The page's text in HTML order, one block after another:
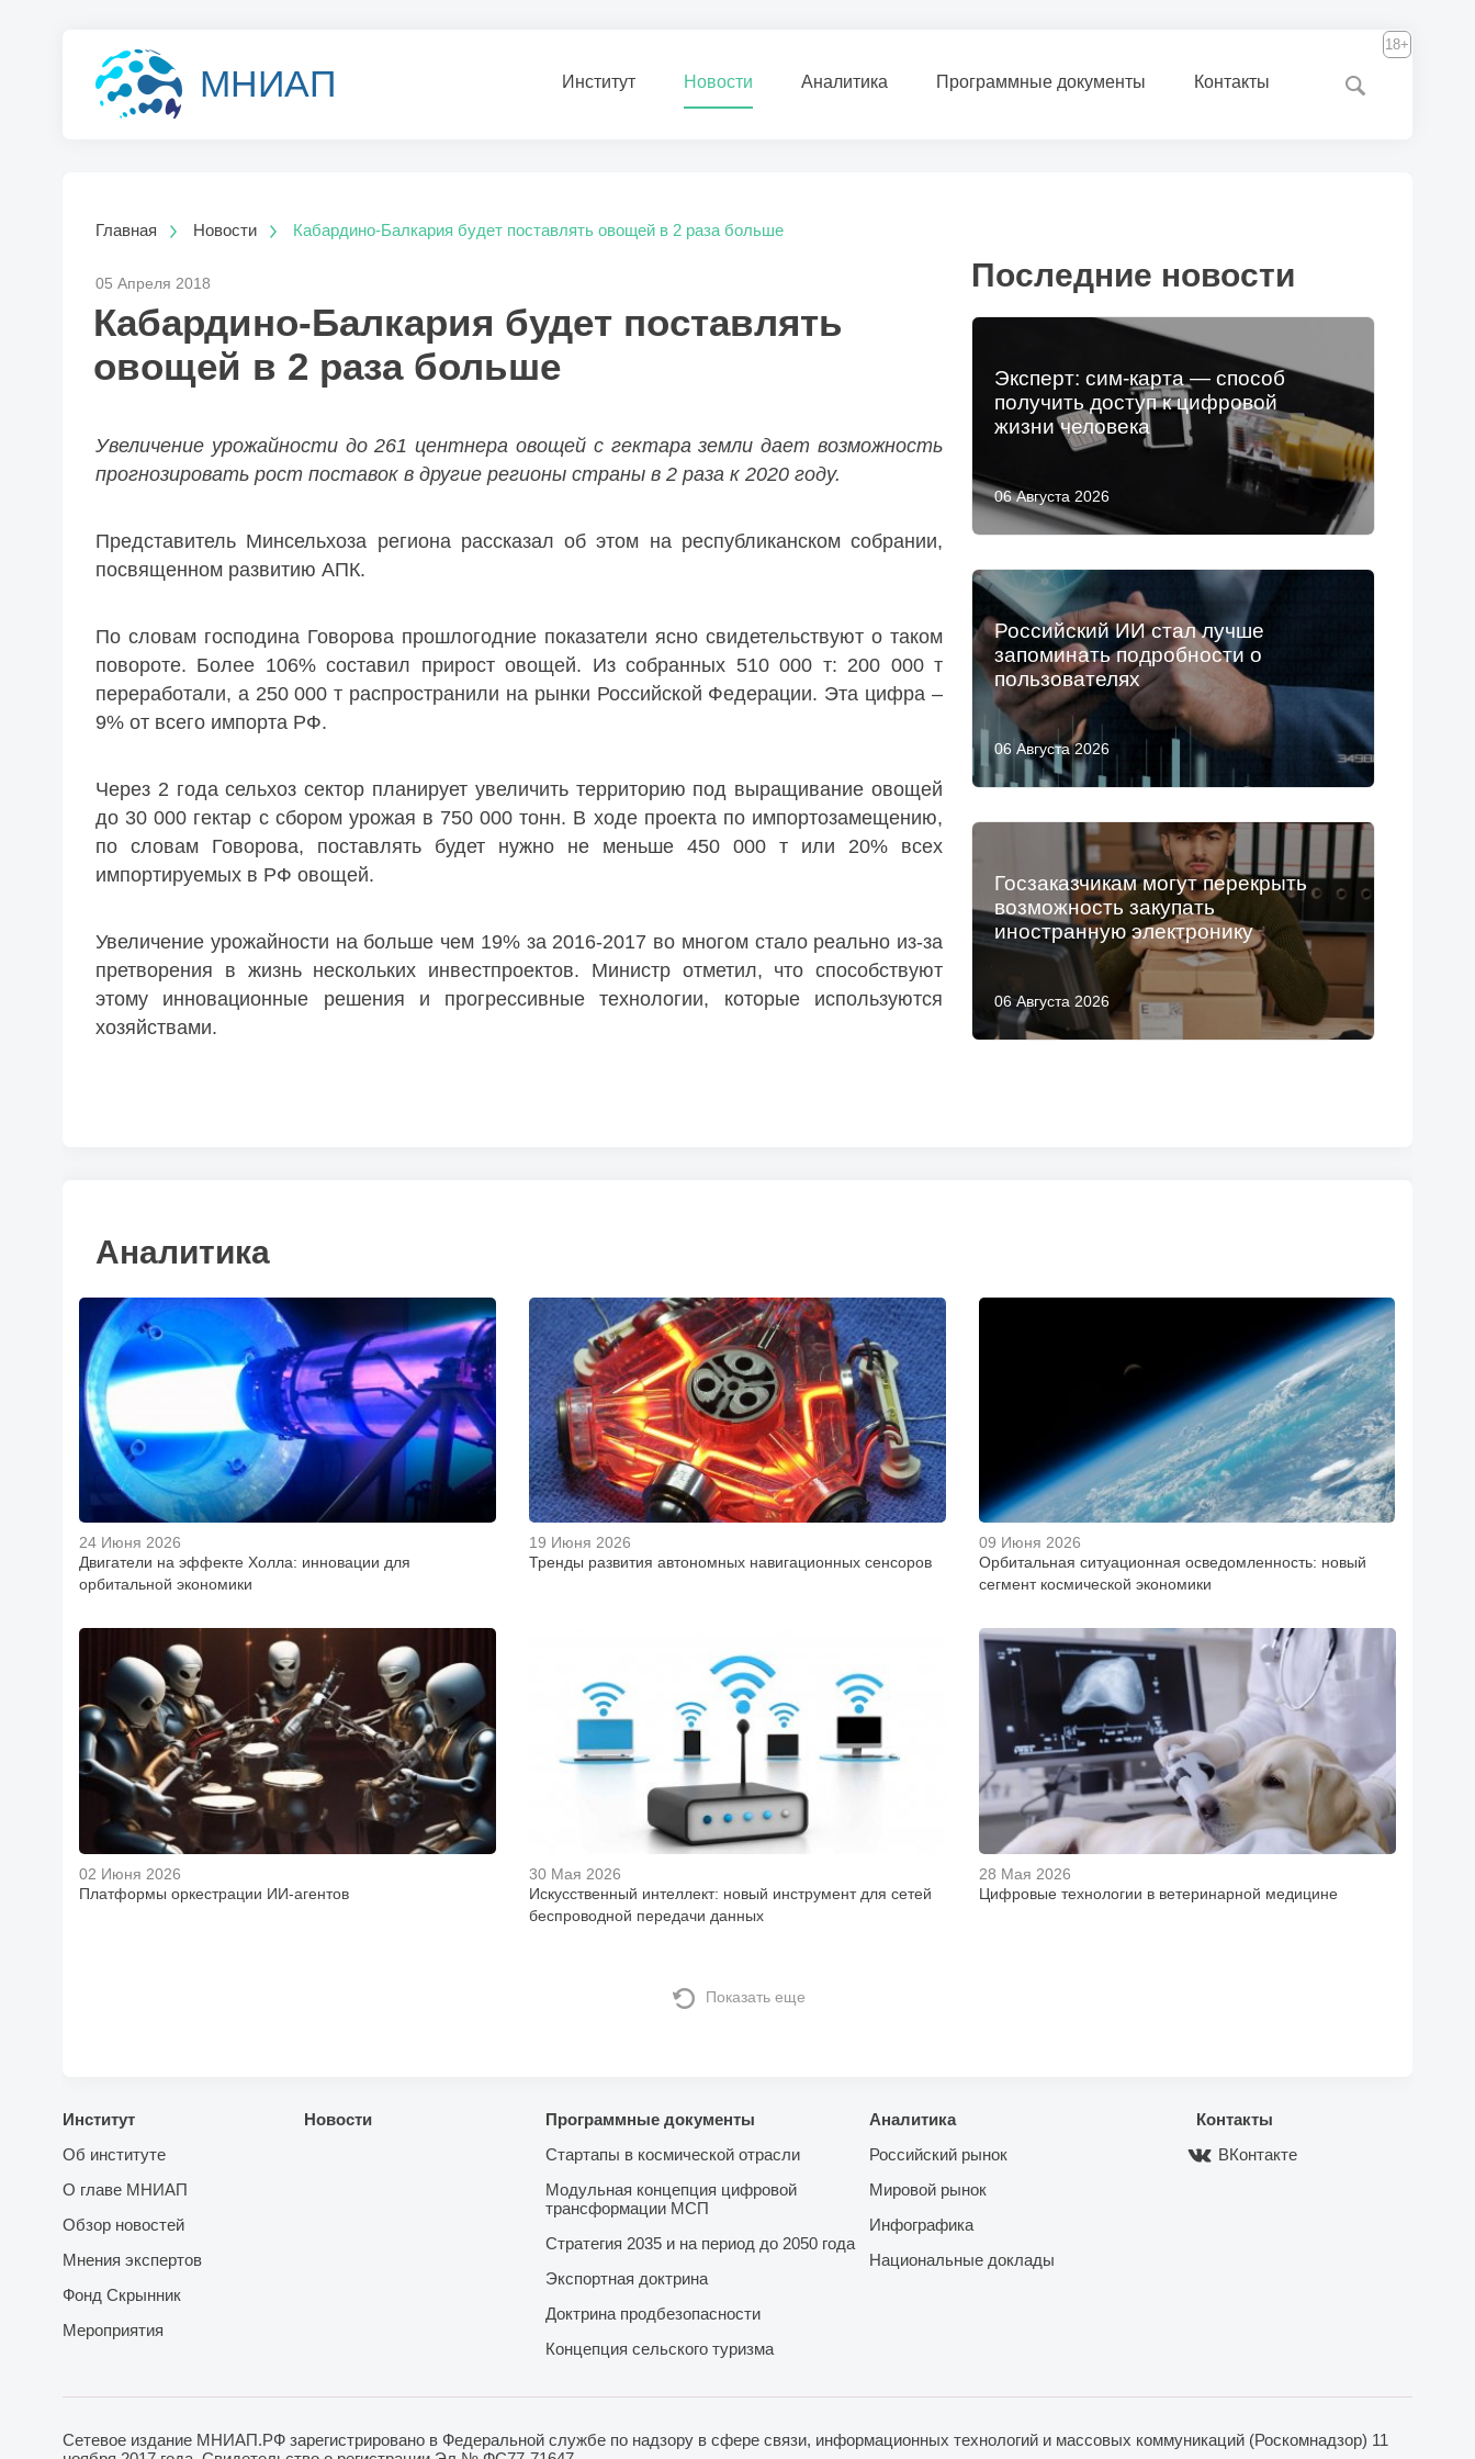
МНИАП Институт Новости Аналитика Программные документы Контакты
18+
Главная Новости Кабардино-Балкария будет поставлять овощей в 2 раза больше
05 Апреля 2018
Кабардино-Балкария будет поставлять
овощей в 2 раза больше
Увеличение урожайности до 261 центнера овощей с гектара земли дает возможность
прогнозировать рост поставок в другие регионы страны в 2 раза к 2020 году.
Представитель Минсельхоза региона рассказал об этом на республиканском собрании,
посвященном развитию АПК.
По словам господина Говорова прошлогодние показатели ясно свидетельствуют о таком
повороте. Более 106% составил прирост овощей. Из собранных 510 000 т: 200 000 т
переработали, а 250 000 т распространили на рынки Российской Федерации. Эта цифра –
9% от всего импорта РФ.
Через 2 года сельхоз сектор планирует увеличить территорию под выращивание овощей
до 30 000 гектар с сбором урожая в 750 000 тонн. В ходе проекта по импортозамещению,
по словам Говорова, поставлять будет нужно не меньше 450 000 т или 20% всех
импортируемых в РФ овощей.
Увеличение урожайности на больше чем 19% за 2016-2017 во многом стало реально из-за
претворения в жизнь нескольких инвестпроектов. Министр отметил, что способствуют
этому инновационные решения и прогрессивные технологии, которые используются
хозяйствами.
Последние новости
06 Августа 2026
Эксперт: сим-карта — способ
получить доступ к цифровой
жизни человека
06 Августа 2026
Российский ИИ стал лучше
запоминать подробности о
пользователях
06 Августа 2026
Госзаказчикам могут перекрыть
возможность закупать
иностранную электронику
Аналитика
24 Июня 2026
Двигатели на эффекте Холла: инновации для
орбитальной экономики
19 Июня 2026
Тренды развития автономных навигационных сенсоров
09 Июня 2026
Орбитальная ситуационная осведомленность: новый
сегмент космической экономики
02 Июня 2026
Платформы оркестрации ИИ-агентов
30 Мая 2026
Искусственный интеллект: новый инструмент для сетей
беспроводной передачи данных
28 Мая 2026
Цифровые технологии в ветеринарной медицине
Показать еще
Институт
Об институте
О главе МНИАП
Обзор новостей
Мнения экспертов
Фонд Скрынник
Мероприятия
Новости
Программные документы
Стартапы в космической отрасли
Модульная концепция цифровой
трансформации МСП
Стратегия 2035 и на период до 2050 года
Экспортная доктрина
Доктрина продбезопасности
Концепция сельского туризма
Аналитика
Российский рынок
Мировой рынок
Инфографика
Национальные доклады
Контакты
ВКонтакте
Сетевое издание МНИАП.РФ зарегистрировано в Федеральной службе по надзору в сфере связи, информационных технологий и массовых коммуникаций (Роскомнадзор) 11